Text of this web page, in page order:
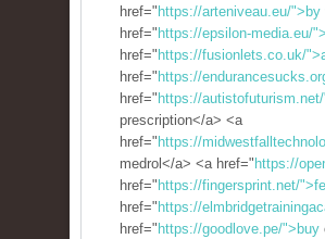
href=" https://arteniveau.eu/">by
href=" https://epsilon-media.eu/
href=" https://fusionlets.co.uk/
href=" https://
href=" https://
prescription</a> <a
href=" https://
medrol</a> <a href=" https://
href=" https://fingersprint.net/
href=" https://
href=" https://goodlove.pe/">buy